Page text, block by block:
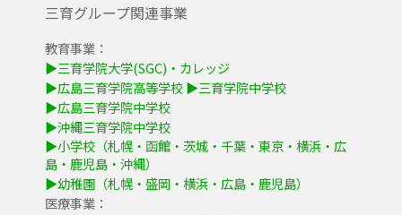
三育グループ関連事業
教育事業：
▶三育学院大学(SGC)・カレッジ
▶広島三育学院高等学校▶三育学院中学校
▶広島三育学院中学校
▶沖縄三育学院中学校
▶小学校（札幌・函館・茨城・千葉・東京・横浜・広
島・鹿児島・沖縄）
▶幼稚園（札幌・盛岡・横浜・広島・鹿児島）
医療事業：